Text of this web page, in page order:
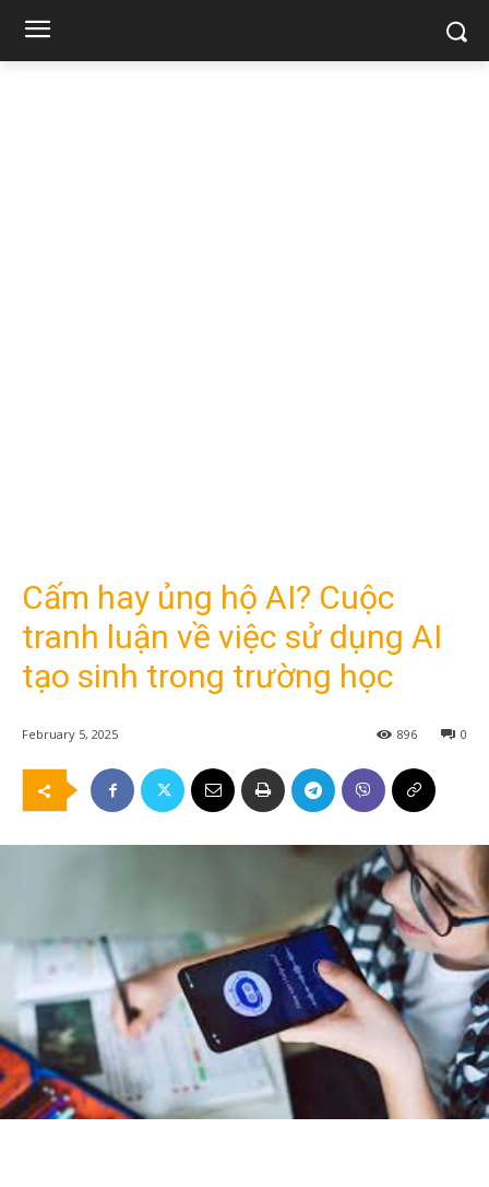
Cấm hay ủng hộ AI? Cuộc
tranh luận về việc sử dụng AI
tạo sinh trong trường học
February 5, 2025 0
896